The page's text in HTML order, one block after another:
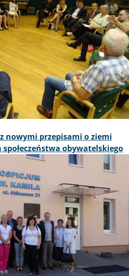
nowymi przepisami o ziemi
obywatelskiego